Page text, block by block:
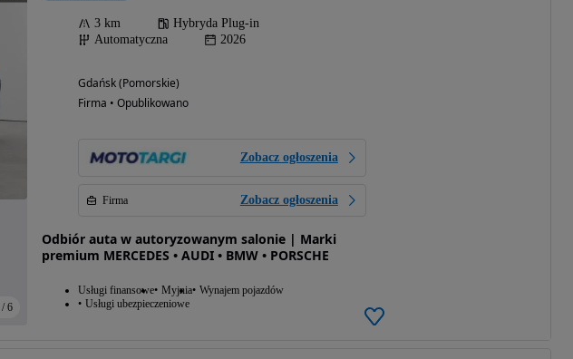
/ 6
3 km
Hybryda Plug-in
Automatyczna
2026
Gdańsk (Pomorskie)
Firma • Opublikowano
Zobacz ogłoszenia
Firma Zobacz ogłoszenia
Odbiór auta w autoryzowanym salonie | Marki
premium MERCEDES • AUDI • BMW • PORSCHE
Usługi finansowe Myjnia Wynajem pojazdów
Usługi ubezpieczeniowe